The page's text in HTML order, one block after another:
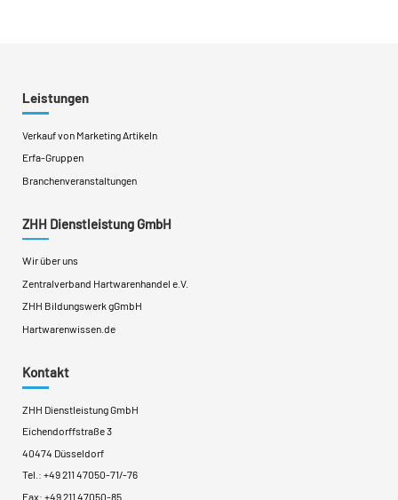
Leistungen
Verkauf von Marketing Artikeln
Erfa-Gruppen
Branchenveranstaltungen
ZHH Dienstleistung GmbH
Wir über uns
Zentralverband Hartwarenhandel e.V.
ZHH Bildungswerk gGmbH
Hartwarenwissen.de
Kontakt
ZHH Dienstleistung GmbH
Eichendorffstraße 3
40474 Düsseldorf
Tel.: +49 211 47050-71/-76
Fax: +49 211 47050-85